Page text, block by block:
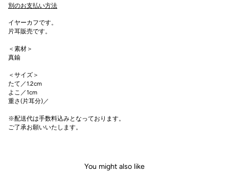
別のお支払い方法
イヤーカフです。
片耳販売です。
＜素材＞
真鍮
＜サイズ＞
たて／1.2cm
よこ／1cm
重さ(片耳分)／
※配送代は手数料込みとなっております。
ご了承お願いいたします。
You might also like